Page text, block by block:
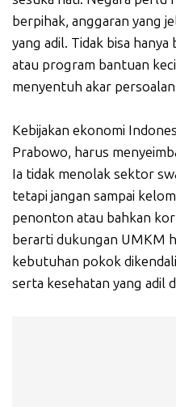
berpihak, anggaran yang
yang adil. Tidak bisa
atau program bantuan
menyentuh akar
Kebijakan ekonomi
Prabowo, harus
Ia tidak menolak sektor
tetapi jangan sampai
penonton atau bahkan
berarti dukungan UMKM
kebutuhan pokok
serta kesehatan yang adil